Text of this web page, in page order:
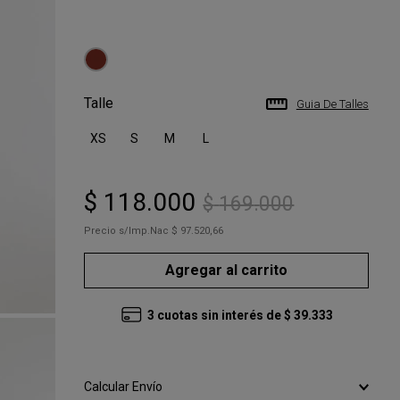
Talle
XS S M
Guia De Talles
$ 118.000 $ 169.000
Precio s/Imp.Nac $ 97.520,66
Agregar al carrito
3 cuotas sin interés de $ 39.333
Calcular Envío